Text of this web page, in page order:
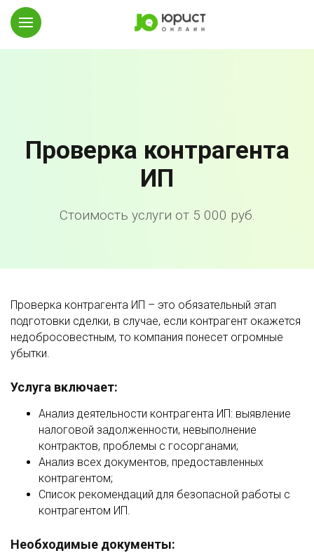
Проверка контрагента
ИП
Стоимость услуги от 5 000 руб.
Проверка контрагента ИП – это обязательный этап
подготовки сделки, в случае, если контрагент окажется
недобросовестным, то компания понесет огромные
убытки.
Услуга включает:
Анализ деятельности контрагента ИП: выявление
налоговой задолженности, невыполнение
контрактов, проблемы с госорганами;
Анализ всех документов, предоставленных
контрагентом;
Список рекомендаций для безопасной работы с
контрагентом ИП.
Необходимые документы: